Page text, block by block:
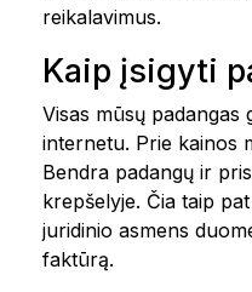
reikalavimus.
Kaip įsigyti
Visas mūsų padangas
internetu. Prie kainos
Bendra padangų ir
krepšelyje. Čia taip
juridinio asmens
faktūrą.